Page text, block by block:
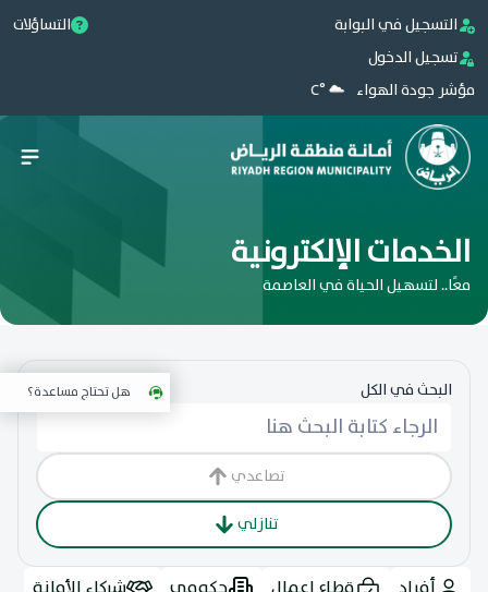
التسجيل في البوابة
تسجيل الدخول
مؤشر جودة الهواء
°C
التساؤلات
الخدمات الإلكترونية
معًا.. لتسهيل الحياة في العاصمة
البحث في الكل
تصاعدي
تنازلي
هل تحتاج مساعدة؟